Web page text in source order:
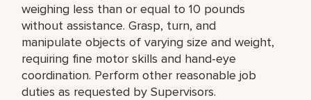
weighing less than or equal to 10 pounds
without assistance. Grasp, turn, and
manipulate objects of varying size and weight,
requiring fine motor skills and hand-eye
coordination. Perform other reasonable job
duties as requested by Supervisors.